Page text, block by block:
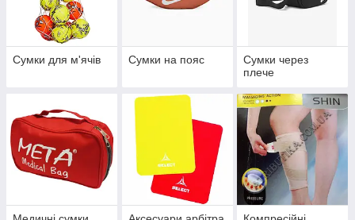
Сумки для м'ячів Сумки на пояс
Сумки через
плече